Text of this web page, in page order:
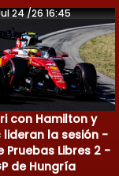
24 /26 16:45
con Hamilton y
lideran la sesión -
Pruebas Libres 2 -
de Hungría